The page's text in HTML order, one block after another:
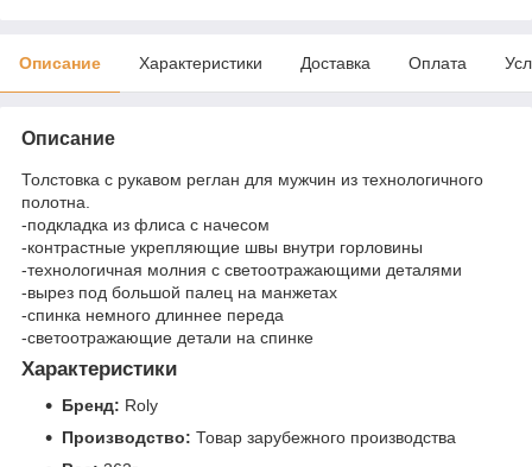
Описание Характеристики Доставка Оплата
Описание
Толстовка с рукавом реглан для мужчин из технологичного
полотна.
-подкладка из флиса с начесом
-контрастные укрепляющие швы внутри горловины
-технологичная молния с светоотражающими деталями
-вырез под большой палец на манжетах
-спинка немного длиннее переда
-светоотражающие детали на спинке
Характеристики
Бренд: Roly
Производство: Товар зарубежного производства